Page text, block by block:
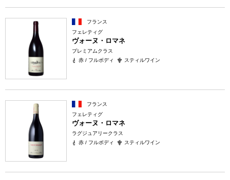
フランス
フェレティグ
ヴォーヌ・ロマネ
プレミアムクラス
赤 / フルボディ
スティルワイン
フランス
フェレティグ
ヴォーヌ・ロマネ
ラグジュアリークラス
赤 / フルボディ
スティルワイン